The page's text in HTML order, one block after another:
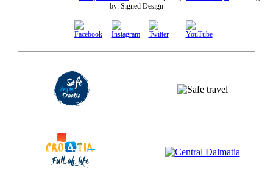
by: Signed Design